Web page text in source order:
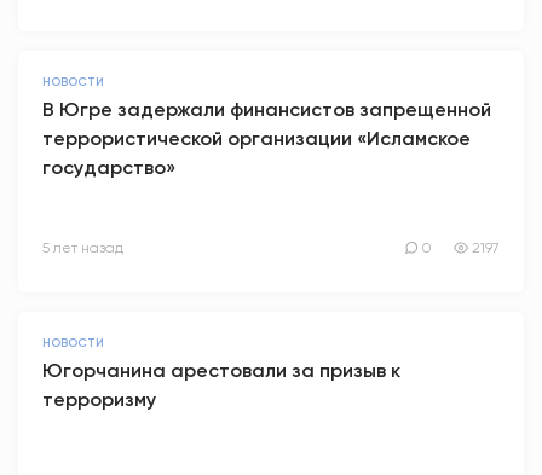
НОВОСТИ
В Югре задержали финансистов запрещенной
террористической организации «Исламское
государство»
5 лет назад 0 2197
НОВОСТИ
Югорчанина арестовали за призыв к
терроризму